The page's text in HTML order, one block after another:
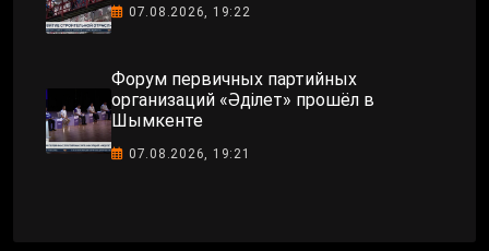
07.08.2026, 19:22
Форум первичных партийных
организаций «Әділет» прошёл в
Шымкенте
07.08.2026, 19:21